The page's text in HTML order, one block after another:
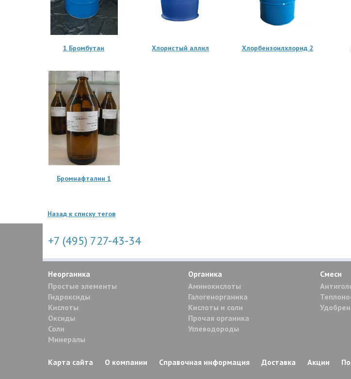
1 Бромбутан Хлористый аллил Хлорбензоилхлорид 2
Бромнафталин 1
Назад к списку тегов
+7 (495) 727-43-34
Неорганика
Простые элементы
Гидроксиды
Кислоты
Оксиды
Соли
Минералы
Органика
Аминокислоты
Галогенорганика
Кислоты и соли
Прочая органика
Углеводороды
Смеси
Карта сайта О компании Справочная информация Доставка Акции